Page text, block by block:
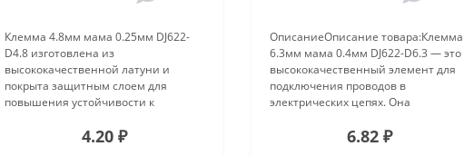
Клемма 4.8мм мама 0.25мм DJ622-
D4.8 изготовлена из
высококачественной латуни и
покрыта защитным слоем для
повышения устойчивости к
предназначен для надёжного
4.20 ₽
ОписаниеОписание товара:Клемма
6.3мм мама 0.4мм DJ622-D6.3 — это
высококачественный элемент для
подключения проводов в
электрических цепях. Она
обеспечивает хорошую
6.82 ₽